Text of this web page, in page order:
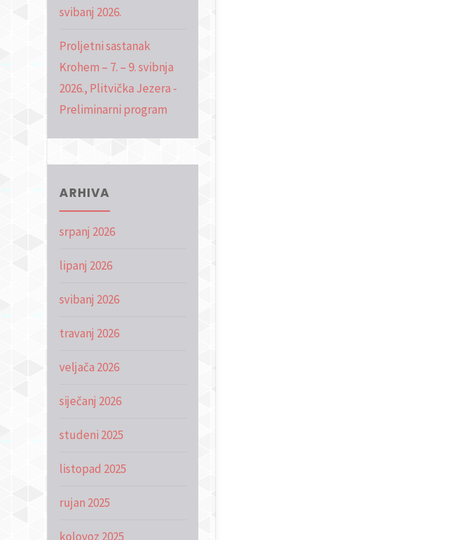
svibanj 2026.
Proljetni sastanak
Krohem – 7. – 9. svibnja
2026., Plitvička Jezera -
Preliminarni program
ARHIVA
srpanj 2026
lipanj 2026
svibanj 2026
travanj 2026
veljača 2026
siječanj 2026
studeni 2025
listopad 2025
rujan 2025
kolovoz 2025